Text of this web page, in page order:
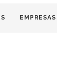
EMPRESAS